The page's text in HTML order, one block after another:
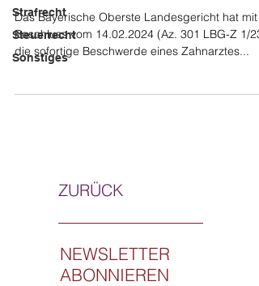
Strafrecht
Steuerrecht
Sonstiges
Das Bayerische Oberste Landesgericht hat mit
Beschluss vom 14.02.2024 (Az. 301 LBG-Z 1/23)
die sofortige Beschwerde eines Zahnarztes...
ZURÜCK
NEWSLETTER
ABONNIEREN